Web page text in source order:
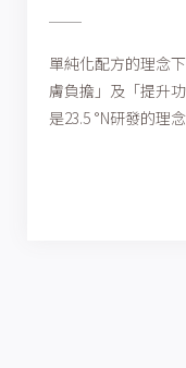
單純化配方的理念
膚負擔」及「提升
是23.5 °N研發的理